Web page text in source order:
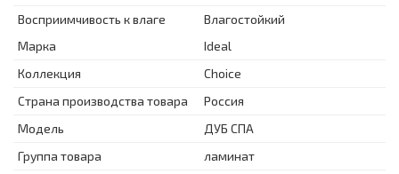
Восприимчивость к влаге
Влагостойкий
Марка
Ideal
Коллекция
Choice
Страна производства товара
Россия
Модель
ДУБ СПА
Группа товара
ламинат